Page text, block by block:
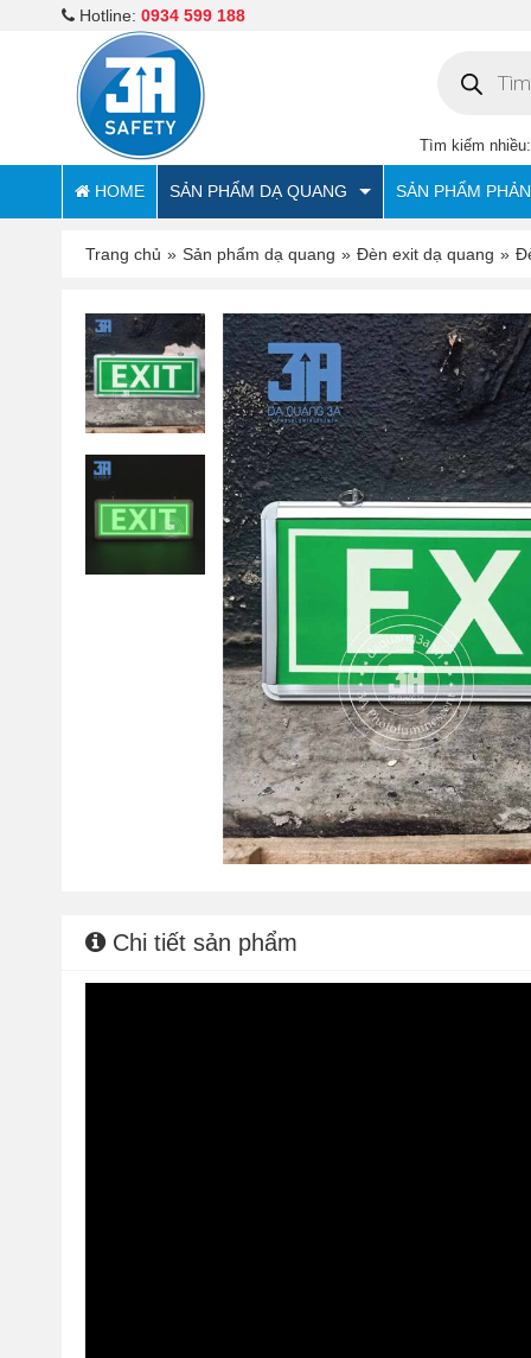
Hotline: 0934 599 188
kiếm
sản
Tìm kiếm
HOME SẢN PHẨM DẠ QUANG SẢN PHẨM
Trang chủ » Sản phẩm dạ quang » Đèn exit dạ quang »
Chi tiết sản phẩm